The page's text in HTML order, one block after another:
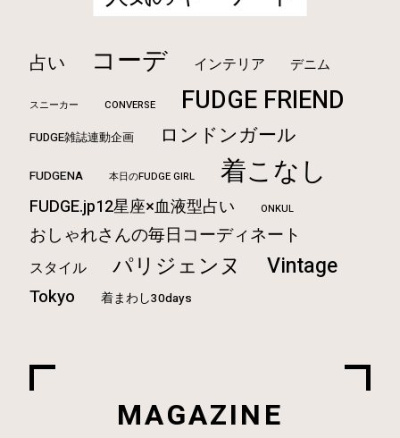
占い コーデ インテリア デニム
スニーカー CONVERSE FUDGE FRIEND
FUDGE雑誌連動企画 ロンドンガール
FUDGENA 本日のFUDGE GIRL 着こなし
FUDGE.jp12星座×血液型占い ONKUL
おしゃれさんの毎日コーディネート
スタイル パリジェンヌ Vintage
Tokyo 着まわし30days
MAGAZINE